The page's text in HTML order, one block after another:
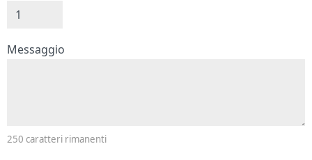
Messaggio e firma
Messaggio
250 caratteri rimanenti